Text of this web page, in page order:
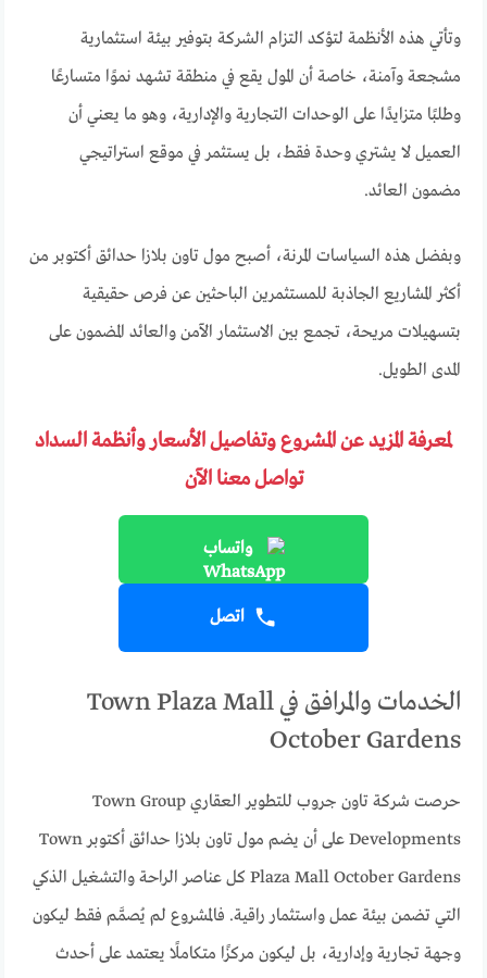
وتأتي هذه الأنظمة لتؤكد التزام الشركة بتوفير بيئة استثمارية
مشجعة وآمنة، خاصة أن المول يقع في منطقة تشهد نموًا متسارعًا
وطلبًا متزايدًا على الوحدات التجارية والإدارية، وهو ما يعني أن
العميل لا يشتري وحدة فقط، بل يستثمر في موقع استراتيجي
مضمون العائد.
وبفضل هذه السياسات المرنة، أصبح مول تاون بلازا حدائق أكتوبر من
أكثر المشاريع الجاذبة للمستثمرين الباحثين عن فرص حقيقية
بتسهيلات مريحة، تجمع بين الاستثمار الآمن والعائد المضمون على
المدى الطويل.
لمعرفة المزيد عن المشروع وتفاصيل الأسعار وأنظمة السداد
تواصل معنا الآن
واتساب
اتصل
الخدمات والمرافق في Town Plaza Mall
October Gardens
حرصت شركة تاون جروب للتطوير العقاري Town Group
Developments على أن يضم مول تاون بلازا حدائق أكتوبر Town
Plaza Mall October Gardens كل عناصر الراحة والتشغيل الذكي
التي تضمن بيئة عمل واستثمار راقية. فالمشروع لم يُصمَّم فقط ليكون
وجهة تجارية وإدارية، بل ليكون مركزًا متكاملًا يعتمد على أحدث